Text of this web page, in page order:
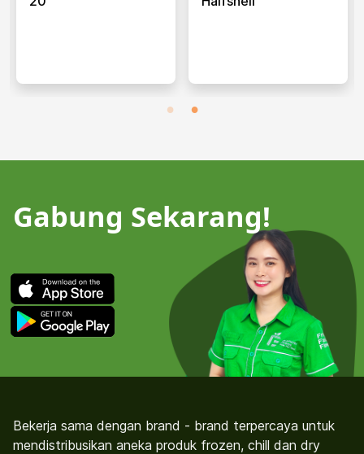
Gabung Sekarang!
Bekerja sama dengan brand - brand terpercaya untuk
mendistribusikan aneka produk frozen, chill dan dry